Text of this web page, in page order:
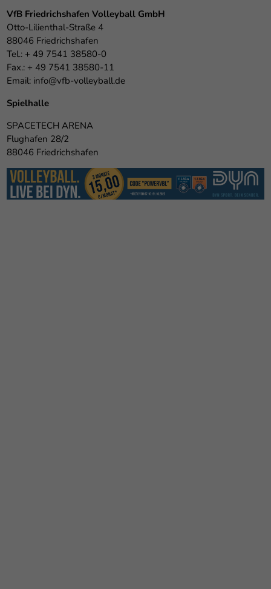
VfB Friedrichshafen Volleyball GmbH
Otto-Lilienthal-Straße 4
88046 Friedrichshafen
Tel.: + 49 7541 38580-0
Fax.: + 49 7541 38580-11
Email: info@vfb-volleyball.de
Spielhalle
SPACETECH ARENA
Flughafen 28/2
88046 Friedrichshafen